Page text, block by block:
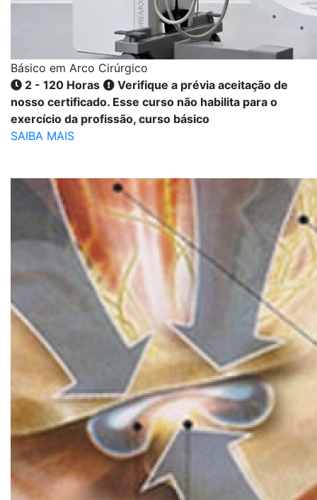
Básico em Arco Cirúrgico
2 - 120 Horas
Verifique a prévia aceitação de
nosso certificado. Esse curso não habilita para o
exercício da profissão, curso básico
SAIBA MAIS